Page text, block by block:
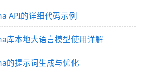
API的详细代码示例
库本地大语言模型使用详解
的提示词生成与优化